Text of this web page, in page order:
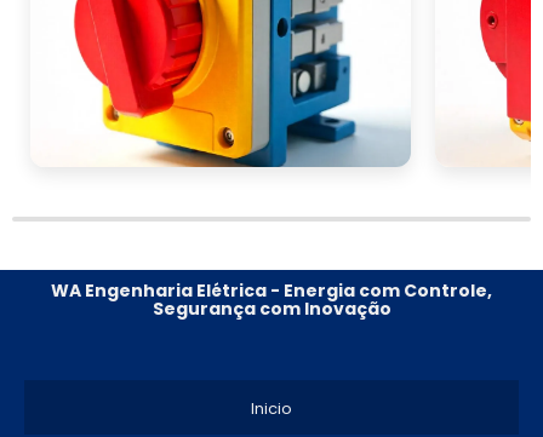
WA Engenharia Elétrica - Energia com Controle,
Segurança com Inovação
Inicio